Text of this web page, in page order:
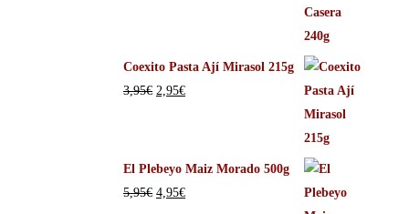
Coexito Pasta Ají Mirasol 215g
3,95€ 2,95€
El Plebeyo Maiz Morado 500g
5,95€ 4,95€